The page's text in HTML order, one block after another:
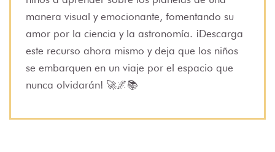
manera visual y emocionante, fomentando su
amor por la ciencia y la astronomía. ¡Descarga
este recurso ahora mismo y deja que los niños
se embarquen en un viaje por el espacio que
nunca olvidarán! 🚀🌌📚